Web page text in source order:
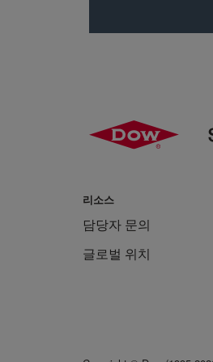
리소스
담당자 문의
글로벌 위치